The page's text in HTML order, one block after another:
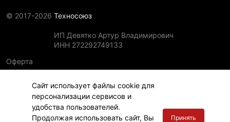
Сайт использует файлы cookie для
персонализации сервисов и
удобства пользователей.
Продолжая использовать сайт, Вы
Принять
© 2017-2026 Техносоюз
ИП Девятко Артур Владимирович
ИНН 272292749133
Оферта
Политика конфиденциальности
Политика использования файлов cookie
Информация для правообладателей